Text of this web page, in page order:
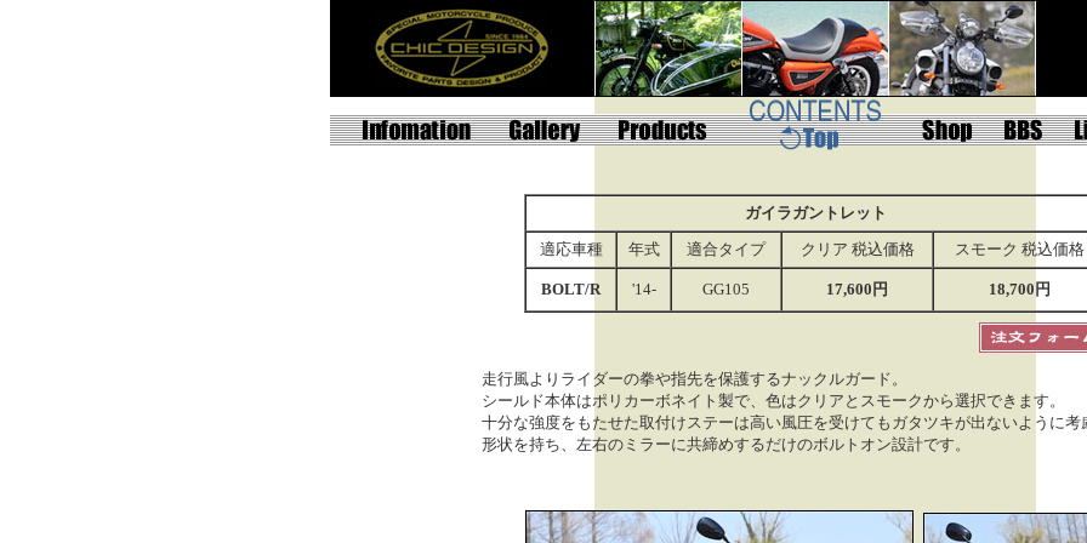
ガイラガントレット
適応車種
年式 適合タイプ クリア 税込価格 スモーク 税込価格
BOLT/R '14- GG105 17,600円 18,700円
走行風よりライダーの拳や指先を保護するナックルガード。
シールド本体はポリカーボネイト製で、色はクリアとスモークから選択できます。
十分な強度をもたせた取付けステーは高い風圧を受けてもガタツキが出ないように考
形状を持ち、 左右のミラーに共締めするだけのボルトオン設計です。